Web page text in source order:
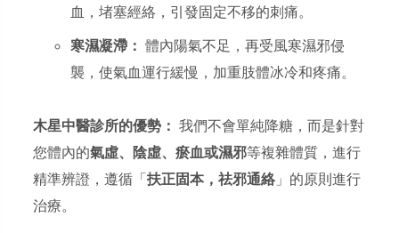
血，堵塞經絡，引發固定不移的刺痛。
寒濕凝滯： 體內陽氣不足，再受風寒濕邪侵
襲，使氣血運行緩慢，加重肢體冰冷和疼痛。
木星中醫診所的優勢： 我們不會單純降糖，而是針對
您體內的氣虛、陰虛、瘀血或濕邪等複雜體質，進行
精準辨證，遵循「扶正固本，祛邪通絡 」的原則進行
治療。